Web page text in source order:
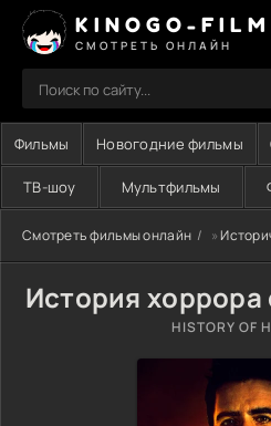
KINOGO-FILM
СМОТРЕТЬ ОНЛАЙН
Фильмы Новогодние фильмы
ТВ-шоу Мультфильмы
Смотреть фильмы онлайн »
История
HISTORY OF